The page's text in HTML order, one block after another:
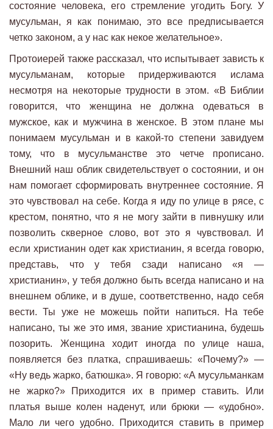
состояние человека, его стремление угодить Богу. У
мусульман, я как понимаю, это все предписывается
четко законом, а у нас как некое желательное».
Протоиерей также рассказал, что испытывает зависть к
мусульманам, которые придерживаются ислама
несмотря на некоторые трудности в этом. «В Библии
говорится, что женщина не должна одеваться в
мужское, как и мужчина в женское. В этом плане мы
понимаем мусульман и в какой-то степени завидуем
тому, что в мусульманстве это четче прописано.
Внешний наш облик свидетельствует о состоянии, и он
нам помогает сформировать внутреннее состояние. Я
это чувствовал на себе. Когда я иду по улице в рясе, с
крестом, понятно, что я не могу зайти в пивнушку или
позволить скверное слово, вот это я чувствовал. И
если христианин одет как христианин, я всегда говорю,
представь, что у тебя сзади написано «я —
христианин», у тебя должно быть всегда написано и на
внешнем облике, и в душе, соответственно, надо себя
вести. Ты уже не можешь пойти напиться. На тебе
написано, ты же это имя, звание христианина, будешь
позорить. Женщина ходит иногда по улице наша,
появляется без платка, спрашиваешь: «Почему?» —
«Ну ведь жарко, батюшка». Я говорю: «А мусульманкам
не жарко?» Приходится их в пример ставить. Или
платья выше колен наденут, или брюки — «удобно».
Мало ли чего удобно. Приходится ставить в пример